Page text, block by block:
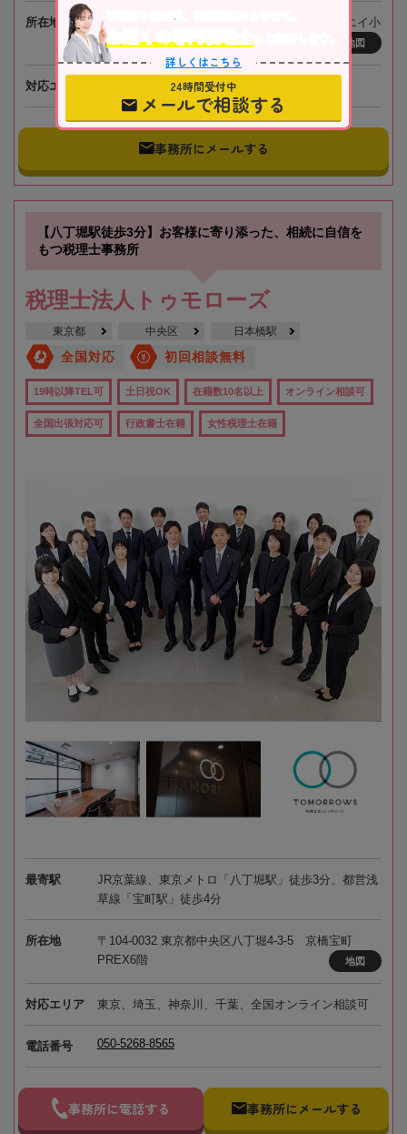
所在地
〒133-0057 東京都江戸川区西小岩3-31-14 トーエイ小
岩ビル2階
地図
対応エリア 東京、全国オンライン相談可
事務所にメールする
【八丁堀駅徒歩3分】お客様に寄り添った、相続に自信を
もつ税理士事務所
税理士法人トゥモローズ
東京都 中央区 日本橋駅
全国対応 初回相談無料
19時以降TEL可 土日祝OK 在籍数10名以上 オンライン相談可
全国出張対応可 行政書士在籍 女性税理士在籍
最寄駅
JR京葉線、東京メトロ「八丁堀駅」徒歩3分、都営浅
草線「宝町駅」徒歩4分
所在地
〒104-0032 東京都中央区八丁堀4-3-5 京橋宝町
PREX6階
地図
対応エリア 東京、埼玉、神奈川、千葉、全国オンライン相談可
電話番号 050-5268-8565
事務所に電話する 事務所にメールする
不動産や株式等、相続資産に合わせて、
お近くの専門税理士
をご紹介します。
詳しくはこちら
24時間受付中
メールで相談する